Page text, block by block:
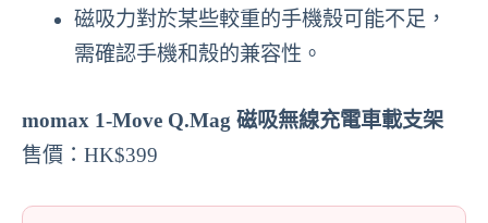
磁吸力對於某些較重的手機殼可能不足，
需確認手機和殼的兼容性。
momax 1-Move Q.Mag 磁吸無線充電車載支架
售價：HK$399